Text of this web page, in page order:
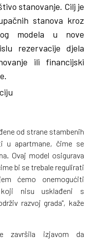
stanovanje. Cilj je
stanova kroz
modela u nove
rezervacije djela
ili financijski
od strane stambenih
u apartmane, čime se
Ovaj model osigurava
bi se trebale regulirati
ćemo onemogućiti
koji nisu usklađeni s
razvoj grada", kaže
završila izjavom da